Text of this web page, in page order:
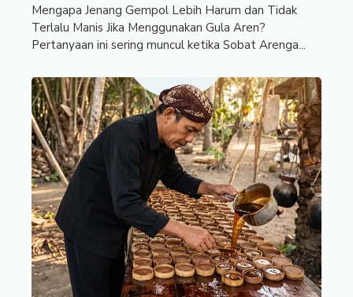
Mengapa Jenang Gempol Lebih Harum dan Tidak
Terlalu Manis Jika Menggunakan Gula Aren?
Pertanyaan ini sering muncul ketika Sobat Arenga...